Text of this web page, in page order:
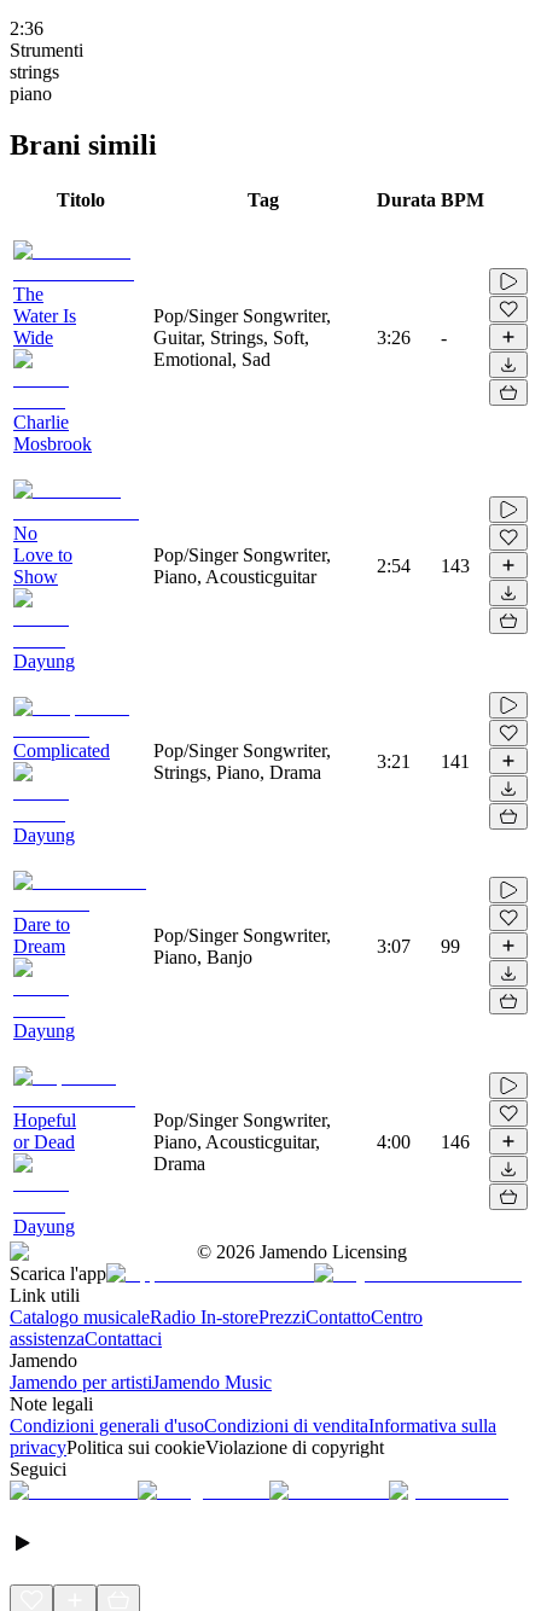
2:36
Strumenti
strings
piano
Brani simili
Titolo Tag Durata BPM
The
Water Is
Wide
Charlie
Mosbrook
Pop/Singer Songwriter,
Guitar, Strings, Soft,
Emotional, Sad
3:26 -
No
Love to
Show
Dayung
Pop/Singer Songwriter,
Piano, Acousticguitar
2:54 143
Complicated
Dayung
Pop/Singer Songwriter,
Strings, Piano, Drama
3:21 141
Dare to
Dream
Dayung
Pop/Singer Songwriter,
Piano, Banjo
3:07 99
Hopeful
or Dead
Dayung
Pop/Singer Songwriter,
Piano, Acousticguitar,
Drama
4:00 146
© 2026 Jamendo Licensing
Scarica l'app
Link utili
Catalogo musicaleRadio In-storePrezziContattoCentro
assistenzaContattaci
Jamendo
Jamendo per artistiJamendo Music
Note legali
Condizioni generali d'usoCondizioni di venditaInformativa sulla
privacyPolitica sui cookieViolazione di copyright
Seguici